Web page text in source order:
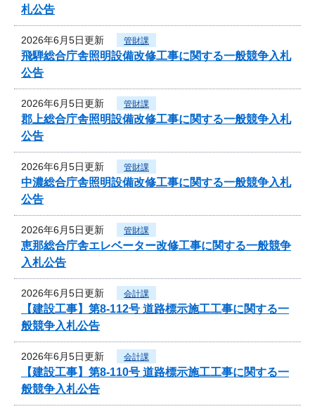
札公告
2026年6月5日更新 管財課
飛騨総合庁舎照明設備改修工事に関する一般競争入札
公告
2026年6月5日更新 管財課
郡上総合庁舎照明設備改修工事に関する一般競争入札
公告
2026年6月5日更新 管財課
中濃総合庁舎照明設備改修工事に関する一般競争入札
公告
2026年6月5日更新 管財課
恵那総合庁舎エレベーター改修工事に関する一般競争
入札公告
2026年6月5日更新 会計課
【建設工事】第8-112号 道路標示施工工事に関する一
般競争入札公告
2026年6月5日更新 会計課
【建設工事】第8-110号 道路標示施工工事に関する一
般競争入札公告